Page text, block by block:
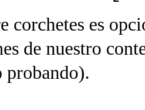
corchetes es
de nuestro
probando).